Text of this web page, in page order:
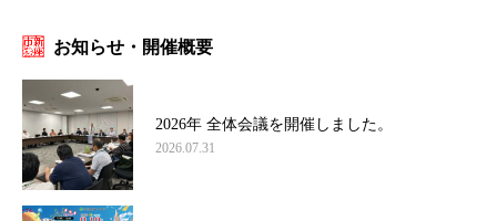
お知らせ・開催概要
2026年 全体会議を開催しました。
2026.07.31